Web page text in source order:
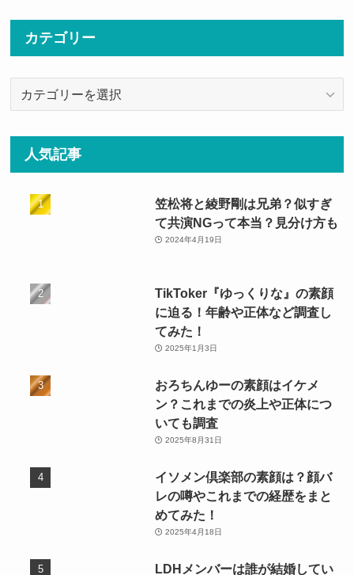
カテゴリー
人気記事
笠松将と綾野剛は兄弟？似すぎ
て共演NGって本当？見分け方も
2024年4月19日
TikToker『ゆっくりな』の素顔
に迫る！年齢や正体など調査し
てみた！
2025年1月3日
おろちんゆーの素顔はイケメ
ン？これまでの炎上や正体につ
いても調査
2025年8月31日
イソメン倶楽部の素顔は？顔バ
レの噂やこれまでの経歴をまと
めてみた！
2025年4月18日
LDHメンバーは誰が結婚してい